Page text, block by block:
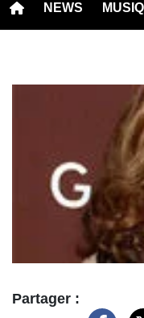
NEWS
Partager :